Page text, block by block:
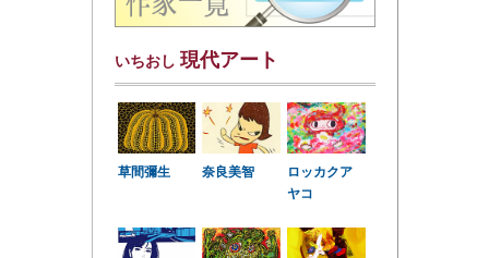
いちおし 現代アート
草間彌生 奈良美智
ロッカクア
ヤコ